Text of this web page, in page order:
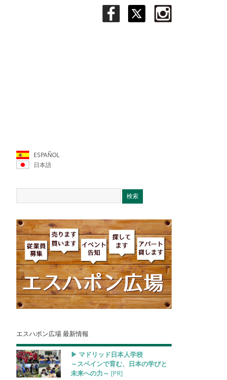
ESPAÑOL
日本語
エスハポン広場 最新情報
▶︎ マドリッド日本人学校
～スペインで育む、日本の学びと
未来への力～ [PR]